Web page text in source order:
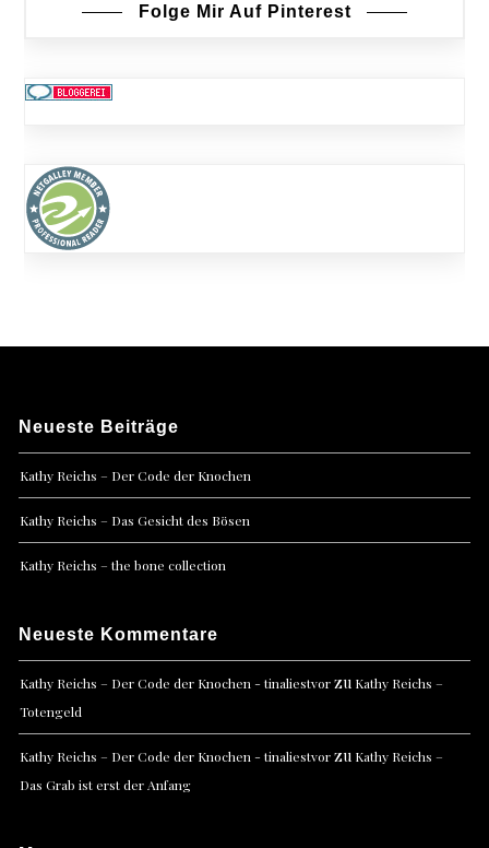
Folge Mir Auf Pinterest
Neueste Beiträge
Kathy Reichs – Der Code der Knochen
Kathy Reichs – Das Gesicht des Bösen
Kathy Reichs – the bone collection
Neueste Kommentare
Kathy Reichs – Der Code der Knochen - tinaliestvorzu Kathy Reichs –
Totengeld
Kathy Reichs – Der Code der Knochen - tinaliestvorzu Kathy Reichs –
Das Grab ist erst der Anfang